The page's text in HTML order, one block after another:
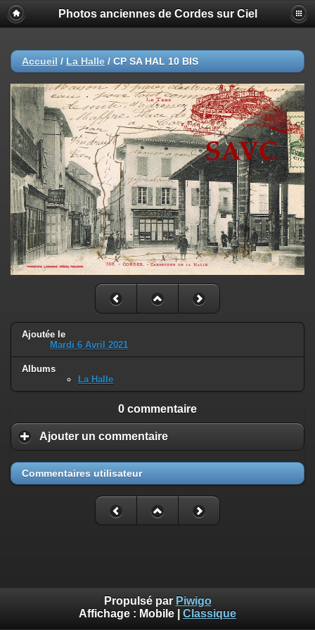
Photos anciennes de Cordes sur Ciel
Accueil / La Halle / CP SA HAL 10 BIS
Ajoutée le
Mardi 6 Avril 2021
Albums
La Halle
0 commentaire
Ajouter un commentaire
Commentaires utilisateur
Propulsé par Piwigo
Affichage : Mobile Classique